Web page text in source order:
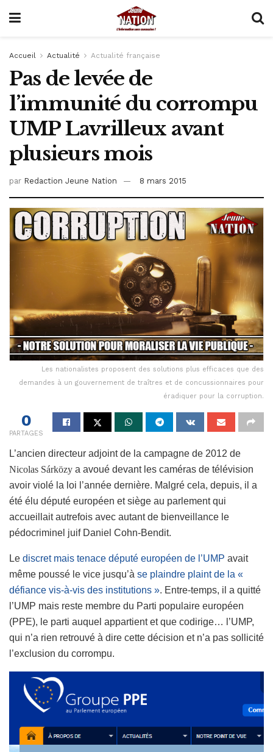
Accueil Actualité Actualité française
Pas de levée de
l’immunité du corrompu
UMP Lavrilleux avant
plusieurs mois
par Redaction Jeune Nation 8 mars 2015
Les nationalistes proposent des solutions plus efficaces que des
demandes à un gouvernement de traîtres et de concussionnaires pour
éradiquer pour la corruption.
0
PARTAGES
L’ancien directeur adjoint de la campagne de 2012 de
Nicolas Sárközy a avoué devant les caméras de télévision
avoir violé la loi l’année dernière. Malgré cela, depuis, il a
été élu député européen et siège au parlement qui
accueillait autrefois avec autant de bienveillance le
pédocriminel juif Daniel Cohn-Bendit.
Le discret mais tenace député européen de l’UMP avait
même poussé le vice jusqu’à se plaindre plaint de la «
défiance vis-à-vis des institutions ». Entre-temps, il a quitté
l’UMP mais reste membre du Parti populaire européen
(PPE), le parti auquel appartient et que codirige… l’UMP,
qui n’a rien retrouvé à dire cette décision et n’a pas sollicité
l’exclusion du corrompu.